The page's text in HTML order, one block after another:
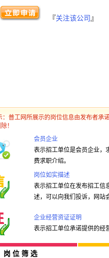
『关注该公司 』
：普工网所展示的岗位信息由发布者承
！
会员企业
表示招工单位是会员企业，
费求职介绍。
岗位如实描述
表示招工单位在发布招工信
述，可以向我们投诉，网站
企业经营资证证明
表示招工单位承诺提供的经
岗 位 筛 选